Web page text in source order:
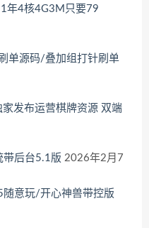
年4核4G3M只要79
单源码/叠加组打针刷单
发布运营棋牌资源 双端
带后台5.1版 2026年2月7
意玩/开心神兽带控版